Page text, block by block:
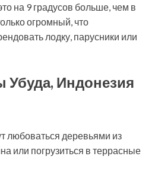
на 9 градусов больше, чем в
огромный, что
лодку, парусники или
Убуда, Индонезия
любоваться деревьями из
или погрузиться в террасные